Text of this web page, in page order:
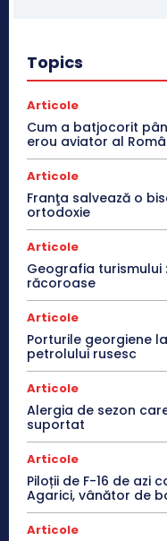
Topics
Articole
Cum a batjocorit
erou aviator al
Articole
Franţa salvează o
ortodoxie
Articole
Geografia
răcoroase
Articole
Porturile georgiene
petrolului rusesc
Articole
Alergia de sezon
suportat
Articole
Piloții de F-16 de azi
Agarici, vânător de
Articole